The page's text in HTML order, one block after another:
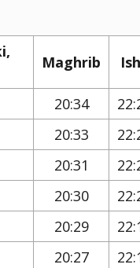
Maghrib
20:34
20:33
20:31
20:30
20:29
20:27